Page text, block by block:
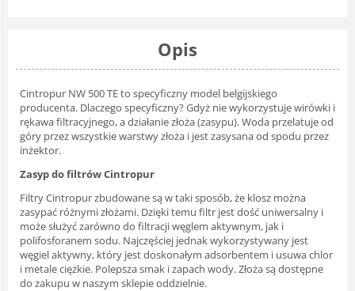
Opis
Cintropur NW 500 TE to specyficzny model belgijskiego
producenta. Dlaczego specyficzny? Gdyż nie wykorzystuje wirówki i
rękawa filtracyjnego, a działanie złoża (zasypu). Woda przelatuje od
góry przez wszystkie warstwy złoża i jest zasysana od spodu przez
inżektor.
Zasyp do filtrów Cintropur
Filtry Cintropur zbudowane są w taki sposób, że klosz można
zasypać różnymi złożami. Dzięki temu filtr jest dość uniwersalny i
może służyć zarówno do filtracji węglem aktywnym, jak i
polifosforanem sodu. Najczęściej jednak wykorzystywany jest
węgiel aktywny, który jest doskonałym adsorbentem i usuwa chlor
i metale ciężkie. Polepsza smak i zapach wody. Złoża są dostępne
do zakupu w naszym sklepie oddzielnie.